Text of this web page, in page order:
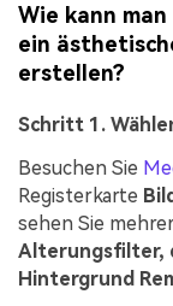
Wie kann
ein
erstellen?
Schritt 1.
Besuchen Sie
Registerkarte
sehen Sie
Alterungsfilter,
Hintergrund